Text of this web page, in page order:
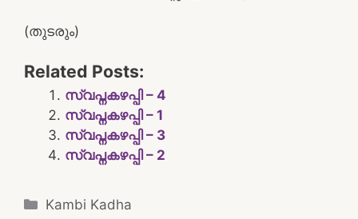
(തുടരും)
Related Posts:
സ്വപ്നകഴപ്പി – 4
സ്വപ്നകഴപ്പി – 1
സ്വപ്നകഴപ്പി – 3
സ്വപ്നകഴപ്പി – 2
Categories
Kambi Kadha